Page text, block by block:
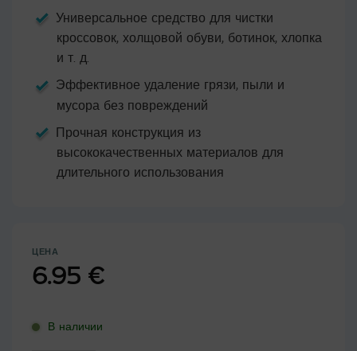
Универсальное средство для чистки
кроссовок, холщовой обуви, ботинок, хлопка
и т. д.
Эффективное удаление грязи, пыли и
мусора без повреждений
Прочная конструкция из
высококачественных материалов для
длительного использования
ЦЕНА
6.95 €
В наличии